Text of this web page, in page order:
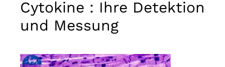
Cytokine : Ihre Detektion
und Messung
Marketing
Indem Sie
Verhalten
während